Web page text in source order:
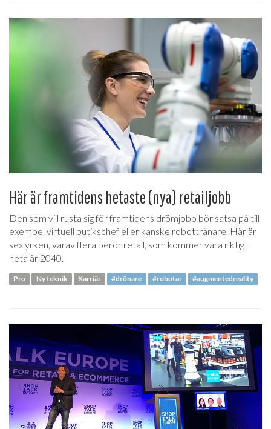
Här är framtidens hetaste (nya) retailjobb
Den som vill rusta sig för framtidens drömjobb bör satsa på till
exempel virtuell butikschef eller kanske robottränare. Här är
sex yrken, varav flera berör retail, som kommer vara riktigt
heta år 2040.
Pro Ny teknik Karriär #drönare #robotar #augmentedreality